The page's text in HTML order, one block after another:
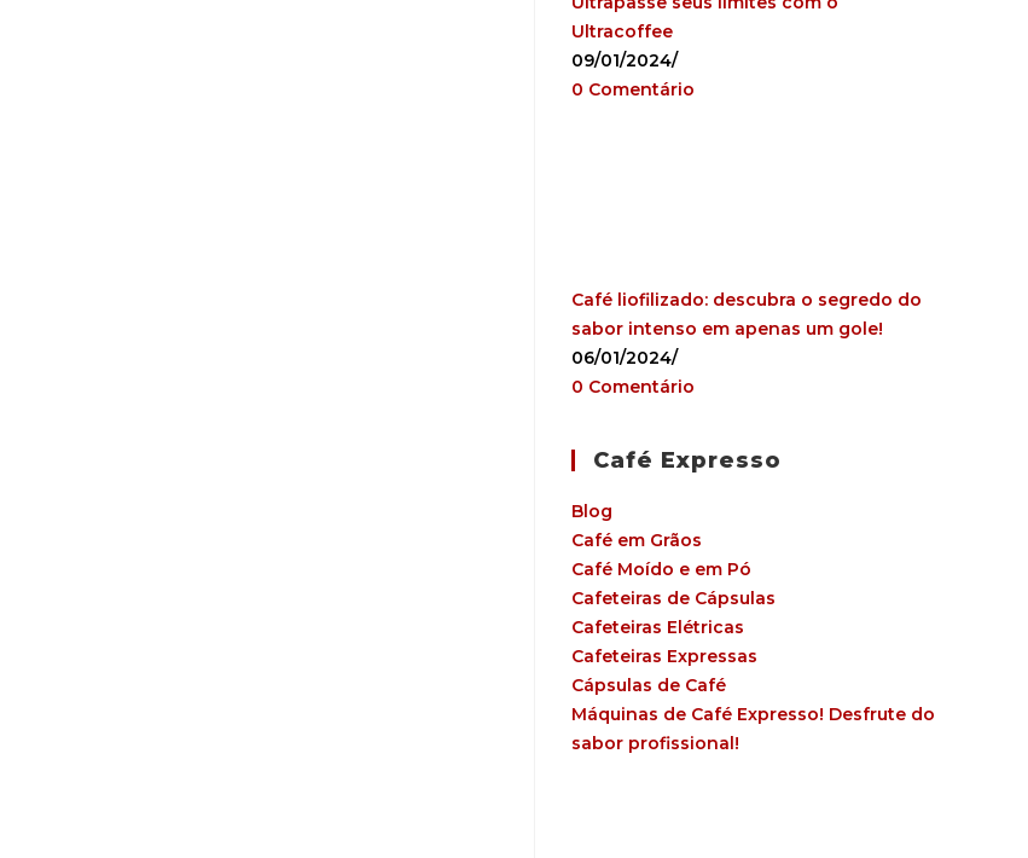
Ultracoffee
09/01/2024/
0 Comentário
Café liofilizado: descubra o segredo do
sabor intenso em apenas um gole!
06/01/2024/
0 Comentário
Café Expresso
Blog
Café em Grãos
Café Moído e em Pó
Cafeteiras de Cápsulas
Cafeteiras Elétricas
Cafeteiras Expressas
Cápsulas de Café
Máquinas de Café Expresso! Desfrute do
sabor profissional!